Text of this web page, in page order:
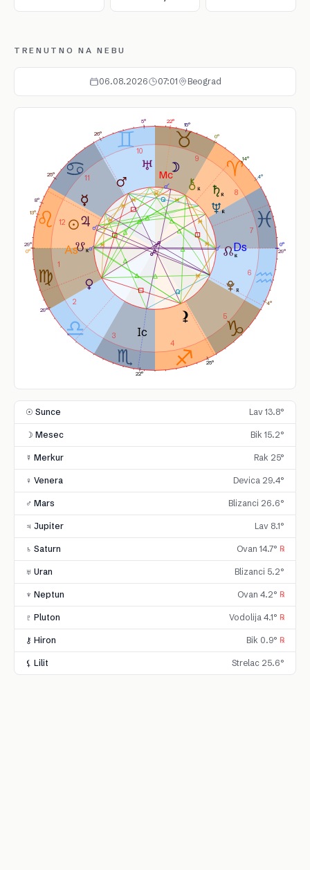
TRENUTNO NA NEBU
06.08.2026 07:01 Beograd
1
2
3
4
5
6
7
8
9
10
11
12
13°
15°
25°
29°
26°
8°
14°
5°
4°
4°
29°
0°
0°
22°
0°
22°
25°
29°
☉ Sunce Lav 13.8°
☽ Mesec Bik 15.2°
☿ Merkur Rak 25°
♀ Venera Devica 29.4°
♂ Mars Blizanci 26.6°
♃ Jupiter Lav 8.1°
♄ Saturn Ovan 14.7° ℞
♅ Uran Blizanci 5.2°
♆ Neptun Ovan 4.2° ℞
♇ Pluton Vodolija 4.1° ℞
⚷ Hiron Bik 0.9° ℞
⚸ Lilit Strelac 25.6°